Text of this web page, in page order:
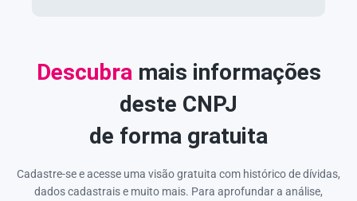
Descubra mais informações
deste CNPJ
de forma gratuita
Cadastre-se e acesse uma visão gratuita com histórico de dívidas,
dados cadastrais e muito mais. Para aprofundar a análise,